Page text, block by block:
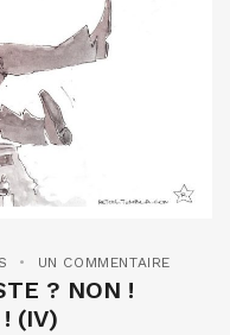
UN COMMENTAIRE
? NON !
! (IV)